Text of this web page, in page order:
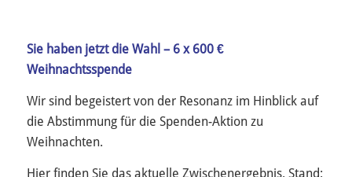
Sie haben jetzt die Wahl – 6 x 600 €
Weihnachtsspende
Wir sind begeistert von der Resonanz im Hinblick auf
die Abstimmung für die Spenden-Aktion zu
Weihnachten.
Hier finden Sie das aktuelle Zwischenergebnis. Stand: